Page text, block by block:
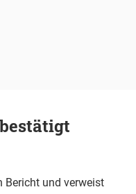
Bericht und verweist